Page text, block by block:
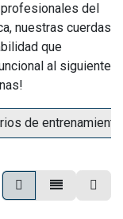
del
nuestras cuerdas
que
al siguiente
de